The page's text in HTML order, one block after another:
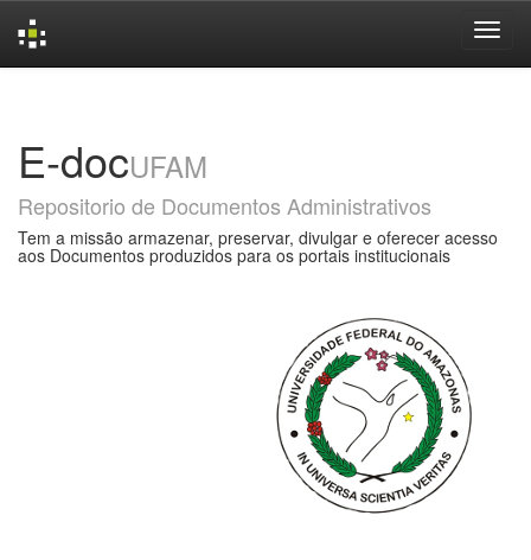
E-docUFAM
Repositorio de Documentos Administrativos
Tem a missão armazenar, preservar, divulgar e oferecer acesso
aos Documentos produzidos para os portais institucionais